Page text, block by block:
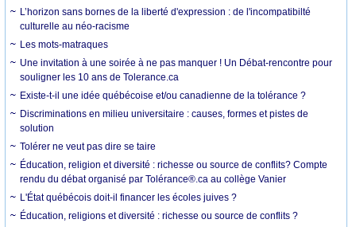
L’horizon sans bornes de la liberté d'expression : de l'incompatibilté
culturelle au néo-racisme
Les mots-matraques
Une invitation à une soirée à ne pas manquer ! Un Débat-rencontre pour
souligner les 10 ans de Tolerance.ca
Existe-t-il une idée québécoise et/ou canadienne de la tolérance ?
Discriminations en milieu universitaire : causes, formes et pistes de
solution
Tolérer ne veut pas dire se taire
Éducation, religion et diversité : richesse ou source de conflits? Compte
rendu du débat organisé par Tolérance®.ca au collège Vanier
L'État québécois doit-il financer les écoles juives ?
Éducation, religions et diversité : richesse ou source de conflits ?